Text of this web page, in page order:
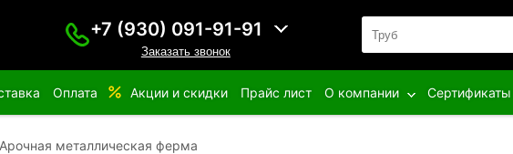
+7 (930) 091-91-91
Заказать звонок
Оплата Акции и скидки Прайс лист О компании Сертификаты
Арочная металлическая ферма